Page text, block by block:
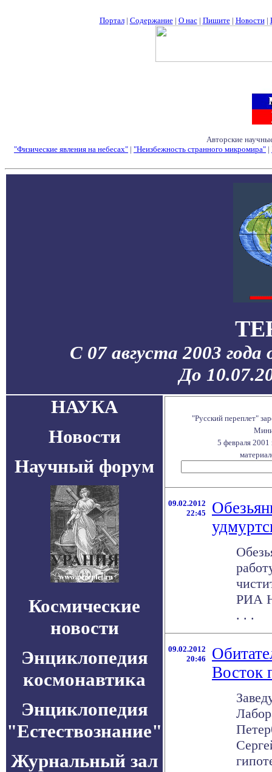
Портал| Содержание| О нас| Пишите| Новости|
Авторские
"Физические явления на небесах" | "Неизбежность странного микромира" |
С 07 августа 2003 года
До
НАУКА
Новости
Научный форум
Космические
новости
Энциклопедия
космонавтика
Энциклопедия
"Естествознание"
Журнальный зал
"Русский переплет"
5 февраля
09.02.2012
22:45
РИА
. . .
09.02.2012
20:46
Восток